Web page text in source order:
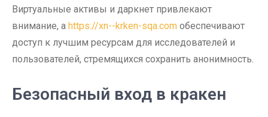
Виртуальные активы и даркнет привлекают
внимание, а https://xn--krken-sqa.com обеспечивают
доступ к лучшим ресурсам для исследователей и
пользователей, стремящихся сохранить анонимность.
Безопасный вход в кракен